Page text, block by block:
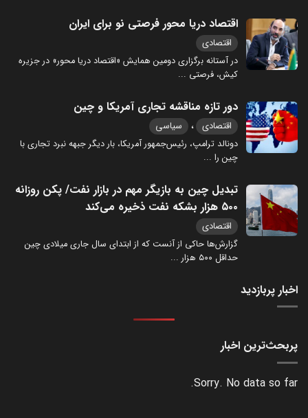
اقتصاد دریا محور فرصتی نو برای ایران
اقتصادی
در آستانه برگزاری دومین همایش «اقتصاد دریا محور» در جزیره
کیش، فرصتی ...
دور تازه مناقشه تجاری آمریکا و چین
اقتصادی ، سیاسی
دونالد ترامپ، رئیس‌جمهور آمریکا، بار دیگر جبهه نبرد تجاری با
چین را ...
تبدیل چین به بازیگر مهم در بازار نفت/ پکن روزانه
۵۰۰ هزار بشکه نفت ذخیره می‌کند
اقتصادی
گزارش‌ها حاکی از آنست که از ابتدای سال جاری میلادی چین
حداقل ۵۰۰ هزار
...
اخبار پربازدید
پربحث‌ترین اخبار
Sorry. No data so far.